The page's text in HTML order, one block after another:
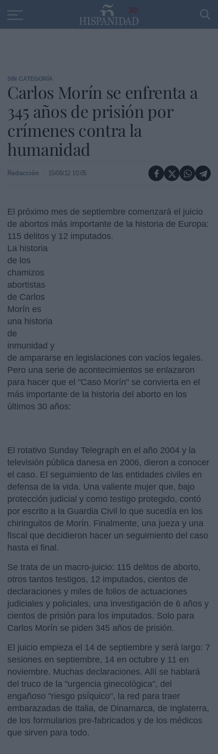
30
SIN CATEGORÍA
Carlos Morín se enfrenta a
345 años de prisión por
crímenes contra la
humanidad
Redacción 15/06/12 10:05
El próximo mes de septiembre comenzará el juicio
de abortos más importante de la historia de Europa:
115 delitos y 12 imputados.
La historia
de los
chamizos
abortistas
de Carlos
Morín es
una historia
de
inmunidad y
de ampararse en legislaciones con vacíos legales.
Pero una serie de acontecimientos se enlazaron
para hacer que el "Caso Morín" se convierta en el
más importante de la historia del aborto en los
últimos 30 años:
El rotativo Sunday Telegraph en el año 2004 y la
televisión pública danesa en 2006, dieron a conocer
el caso. El seguimiento de las entidades civiles en
defensa de la vida. Una valiente mujer que, bajo
protección judicial y como testigo protegido, contó
por escrito a la Guardia Civil lo que sucedía en los
chiringuitos de Morín. Finalmente, una jueza y una
fiscal que decidieron hacer un seguimiento del caso
hasta el final.
Se trata de un macro-juicio: 115 delitos de aborto,
otros tantos testigos, 12 imputados, cientos de
declaraciones y miles de folios de actuaciones
judiciales y policiales, una investigación de 6 años y
cientos de prisión para los imputados. Solo para
Carlos Morín se piden 345 años de prisión.
El juicio empieza el 14 de septiembre y será largo: 7
sesiones en septiembre, 14 en octubre y 11 en
noviembre. Muchas declaraciones. Allí se hablará
del truco de la "urgencia ginecológica", del
engañoso "riesgo psíquico", la red para traer
embarazadas de Italia, de Dinamarca, de Inglaterra,
de los formularios pre-fabricados y de los médicos
que sirven para todo.